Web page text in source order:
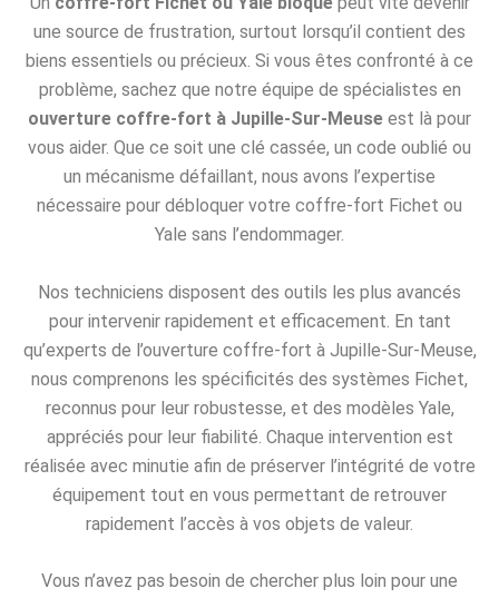
une source de frustration, surtout lorsqu’il contient des
biens essentiels ou précieux. Si vous êtes confronté à ce
problème, sachez que notre équipe de spécialistes en
ouverture coffre-fort à Jupille-Sur-Meuse est là pour
vous aider. Que ce soit une clé cassée, un code oublié ou
un mécanisme défaillant, nous avons l’expertise
nécessaire pour débloquer votre coffre-fort Fichet ou
Yale sans l’endommager.
Nos techniciens disposent des outils les plus avancés
pour intervenir rapidement et efficacement. En tant
qu’experts de l’ouverture coffre-fort à Jupille-Sur-Meuse,
nous comprenons les spécificités des systèmes Fichet,
reconnus pour leur robustesse, et des modèles Yale,
appréciés pour leur fiabilité. Chaque intervention est
réalisée avec minutie afin de préserver l’intégrité de votre
équipement tout en vous permettant de retrouver
rapidement l’accès à vos objets de valeur.
Vous n’avez pas besoin de chercher plus loin pour une